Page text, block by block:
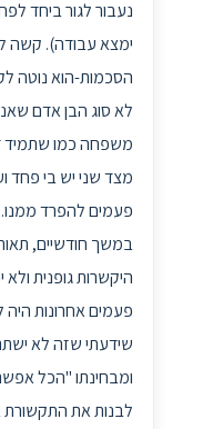
נעבור לגור ביחד
ימצא עבודה). קשה
הסכמות-הוא נוטה
לא סוג הבן אדם
משפחה כמו שתמיד
פעמים להפרד
במשך חודשיים,
היקשרות גופנית ולא
פעמים אחרונות
שידעתי שזה לא
ומבחינתו "הכל
לבנות את התקשורת